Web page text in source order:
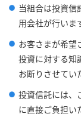
当組合は投資信
用会社が行いま
お客さまが希望
投資に対する知
お断りさせてい
投資信託には、
に直接ご負担い